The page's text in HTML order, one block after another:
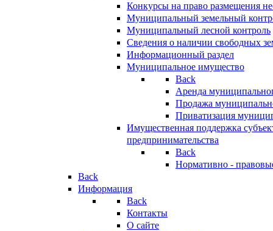
Конкурсы на право размещения
Муниципальный земельный
Муниципальный лесной контроль
Сведения о наличии свободных
Информационный раздел
Муниципальное имущество
Back
Аренда
Продажа
Приватизация
Имущественная поддержка
предпринимательства
Back
Нормативно -
Back
Информация
Back
Контакты
О сайте